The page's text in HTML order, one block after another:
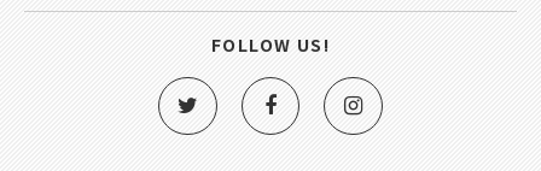
FOLLOW US!